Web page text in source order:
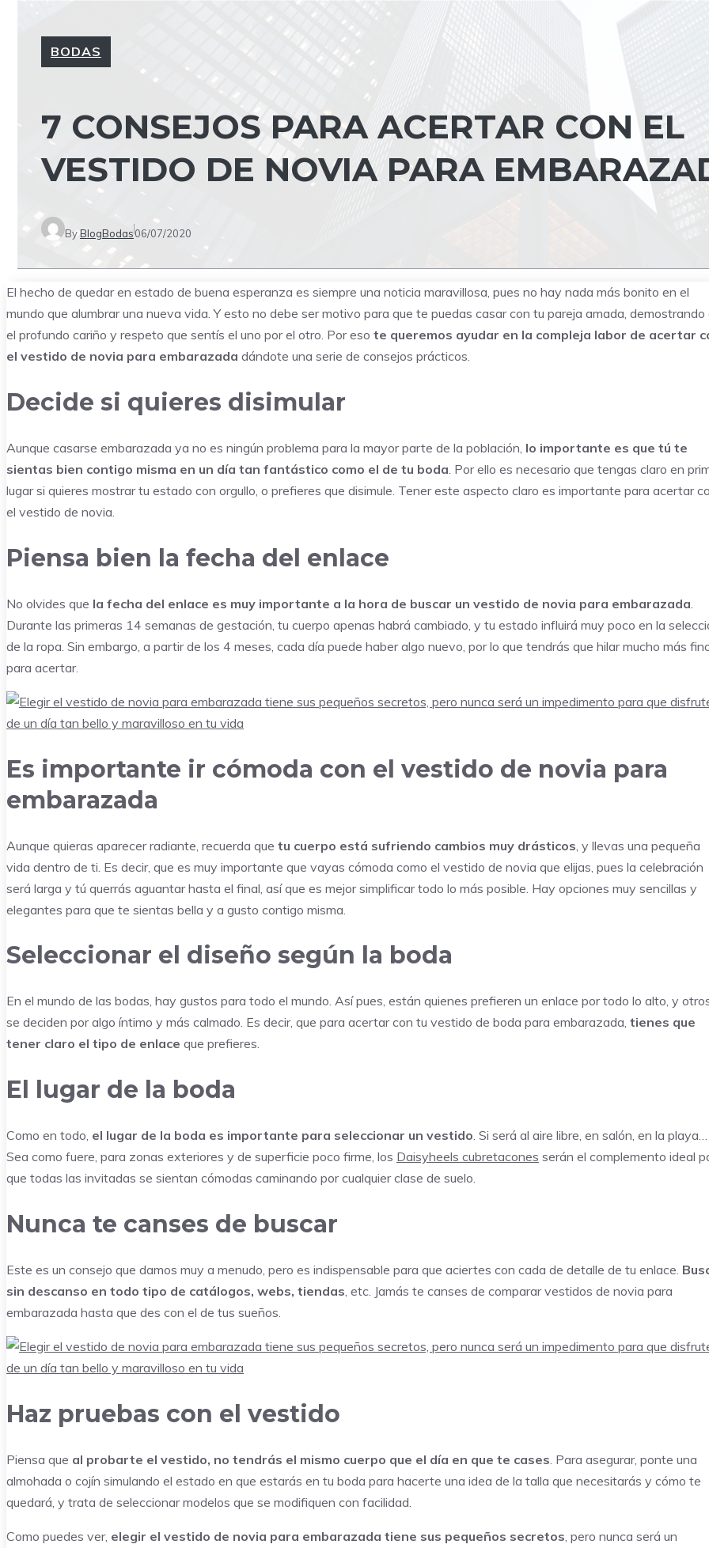
BODAS
7 CONSEJOS PARA ACERTAR CON EL
VESTIDO DE NOVIA PARA
ByBlogBodas06/07/2020
El hecho de quedar en estado de buena esperanza es siempre una noticia maravillosa, pues no hay nada más bonito en el
mundo que alumbrar una nueva vida. Y esto no debe ser motivo para que te puedas casar con tu pareja amada, demostrando
el profundo cariño y respeto que sentís el uno por el otro. Por eso te queremos ayudar en la compleja labor de acertar
el vestido de novia para embarazada dándote una serie de consejos prácticos.
Decide si quieres disimular
Aunque casarse embarazada ya no es ningún problema para la mayor parte de la población, lo importante es que tú te
sientas bien contigo misma en un día tan fantástico como el de tu boda. Por ello es necesario que tengas claro en
lugar si quieres mostrar tu estado con orgullo, o prefieres que disimule. Tener este aspecto claro es importante para acertar
el vestido de novia.
Piensa bien la fecha del enlace
No olvides que la fecha del enlace es muy importante a la hora de buscar un vestido de novia para embarazada
Durante las primeras 14 semanas de gestación, tu cuerpo apenas habrá cambiado, y tu estado influirá muy poco en la
de la ropa. Sin embargo, a partir de los 4 meses, cada día puede haber algo nuevo, por lo que tendrás que hilar mucho más
para acertar.
Es importante ir cómoda con el vestido de novia para
embarazada
Aunque quieras aparecer radiante, recuerda que tu cuerpo está sufriendo cambios muy drásticos , y llevas una pequeña
vida dentro de ti. Es decir, que es muy importante que vayas cómoda como el vestido de novia que elijas, pues la celebración
será larga y tú querrás aguantar hasta el final, así que es mejor simplificar todo lo más posible. Hay opciones muy sencillas y
elegantes para que te sientas bella y a gusto contigo misma.
Seleccionar el diseño según la boda
En el mundo de las bodas, hay gustos para todo el mundo. Así pues, están quienes prefieren un enlace por todo lo alto, y
se deciden por algo íntimo y más calmado. Es decir, que para acertar con tu vestido de boda para embarazada, tienes que
tener claro el tipo de enlace que prefieres.
El lugar de la boda
Como en todo, el lugar de la boda es importante para seleccionar un vestido. Si será al aire libre, en salón, en la playa…
Sea como fuere, para zonas exteriores y de superficie poco firme, los Daisyheels cubretacones serán el complemento ideal
que todas las invitadas se sientan cómodas caminando por cualquier clase de suelo.
Nunca te canses de buscar
Este es un consejo que damos muy a menudo, pero es indispensable para que aciertes con cada de detalle de tu enlace.
sin descanso en todo tipo de catálogos, webs, tiendas , etc. Jamás te canses de comparar vestidos de novia para
embarazada hasta que des con el de tus sueños.
Haz pruebas con el vestido
Piensa que al probarte el vestido, no tendrás el mismo cuerpo que el día en que te cases . Para asegurar, ponte una
almohada o cojín simulando el estado en que estarás en tu boda para hacerte una idea de la talla que necesitarás y cómo te
quedará, y trata de seleccionar modelos que se modifiquen con facilidad.
Como puedes ver, elegir el vestido de novia para embarazada tiene sus pequeños secretos , pero nunca será un